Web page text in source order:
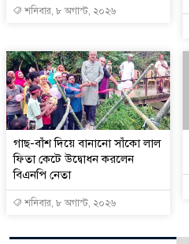
শনিবার, ৮ অগাস্ট, ২০২৬
গাছ-বাঁশ দিয়ে বানানো সাঁকো লাল
ফিতা কেটে উদ্বোধন করলেন
বিএনপি নেতা
শনিবার, ৮ অগাস্ট, ২০২৬